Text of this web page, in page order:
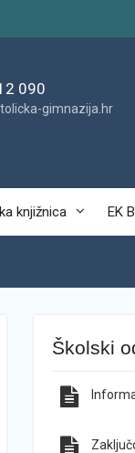
090
gimnazija.hr
knjižnica EK
Školski